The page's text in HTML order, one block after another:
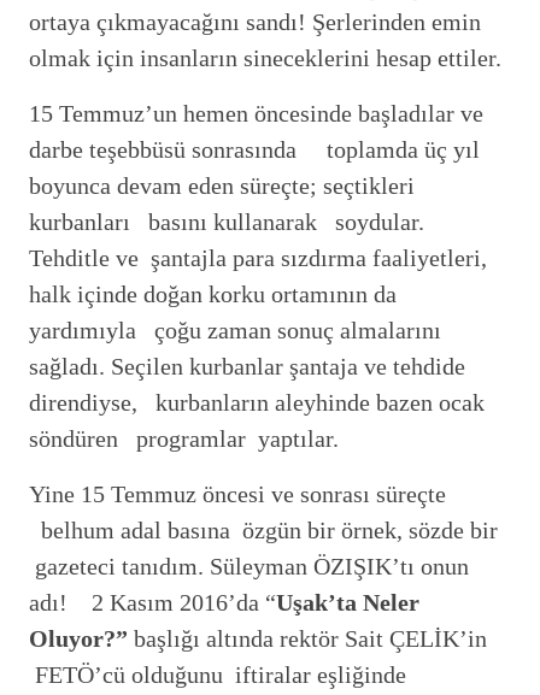
ortaya çıkmayacağını sandı! Şerlerinden emin
olmak için insanların sineceklerini hesap ettiler.
15 Temmuz’un hemen öncesinde başladılar ve
darbe teşebbüsü sonrasında toplamda üç yıl
boyunca devam eden süreçte; seçtikleri
kurbanları basını kullanarak soydular.
Tehditle ve şantajla para sızdırma faaliyetleri,
halk içinde doğan korku ortamının da
yardımıyla çoğu zaman sonuç almalarını
sağladı. Seçilen kurbanlar şantaja ve tehdide
direndiyse, kurbanların aleyhinde bazen ocak
söndüren programlar yaptılar.
Yine 15 Temmuz öncesi ve sonrası süreçte
belhum adal basına özgün bir örnek, sözde bir
gazeteci tanıdım. Süleyman ÖZIŞIK’tı onun
adı! 2 Kasım 2016’da “Uşak’ta Neler
Oluyor?” başlığı altında rektör Sait ÇELİK’in
FETÖ’cü olduğunu iftiralar eşliğinde